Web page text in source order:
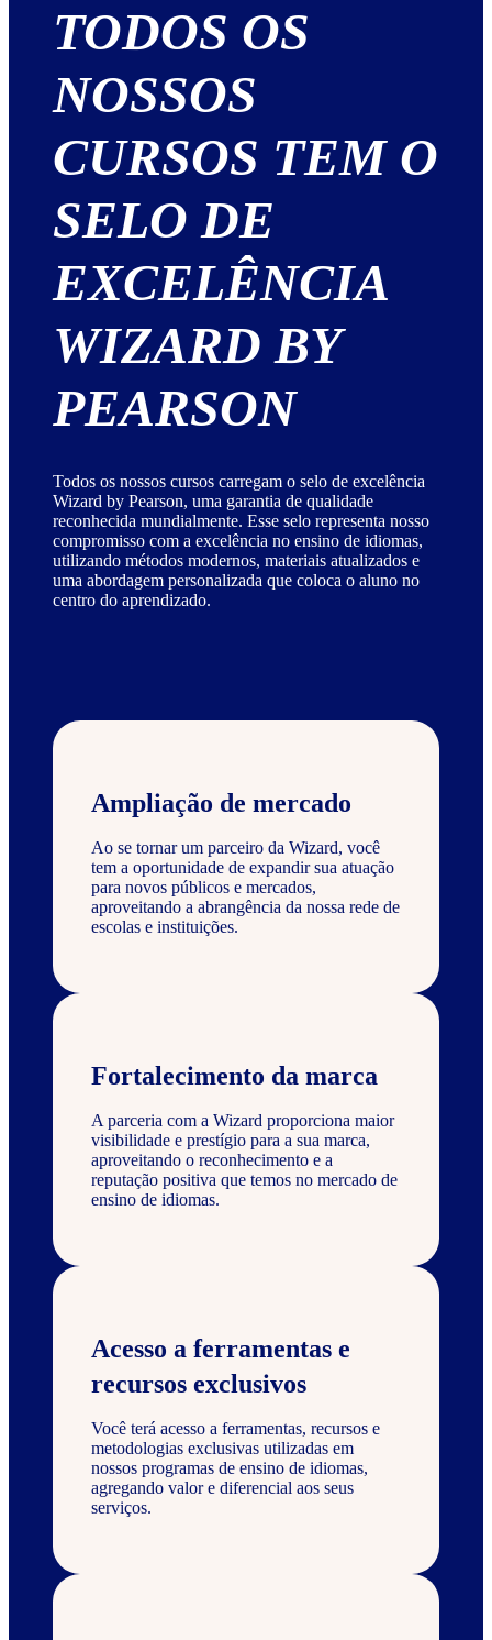
TODOS OS
NOSSOS
CURSOS TEM O
SELO DE
EXCELÊNCIA
WIZARD BY
PEARSON
Todos os nossos cursos carregam o selo de excelência
Wizard by Pearson, uma garantia de qualidade
reconhecida mundialmente. Esse selo representa nosso
compromisso com a excelência no ensino de idiomas,
utilizando métodos modernos, materiais atualizados e
uma abordagem personalizada que coloca o aluno no
centro do aprendizado.
Ampliação de mercado
Ao se tornar um parceiro da Wizard, você
tem a oportunidade de expandir sua atuação
para novos públicos e mercados,
aproveitando a abrangência da nossa rede de
escolas e instituições.
Fortalecimento da marca
A parceria com a Wizard proporciona maior
visibilidade e prestígio para a sua marca,
aproveitando o reconhecimento e a
reputação positiva que temos no mercado de
ensino de idiomas.
Acesso a ferramentas e
recursos exclusivos
Você terá acesso a ferramentas, recursos e
metodologias exclusivas utilizadas em
nossos programas de ensino de idiomas,
agregando valor e diferencial aos seus
serviços.